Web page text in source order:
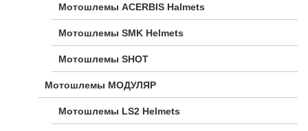
Мотошлемы ACERBIS Halmets
Мотошлемы SMK Helmets
Мотошлемы SHOT
Мотошлемы МОДУЛЯР
Мотошлемы LS2 Helmets